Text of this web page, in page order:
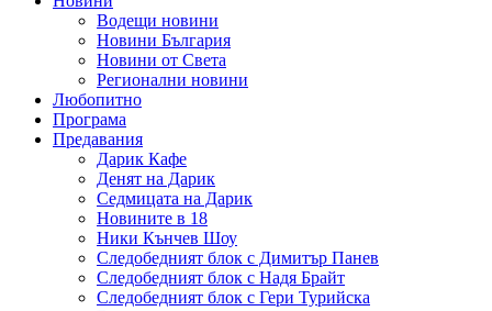
Водещи новини
Новини България
Новини от Света
Регионални новини
Любопитно
Програма
Предавания
Дарик Кафе
Денят на Дарик
Седмицата на Дарик
Новините в 18
Ники Кънчев Шоу
Следобедният блок с Димитър Панев
Следобедният блок с Надя Брайт
Следобедният блок с Гери Турийска